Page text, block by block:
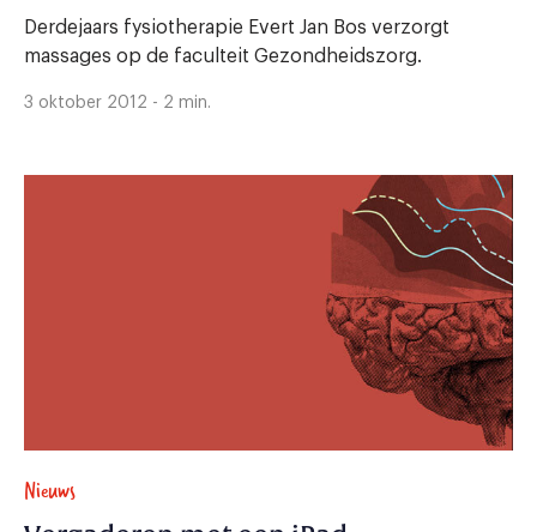
Derdejaars fysiotherapie Evert Jan Bos verzorgt
massages op de faculteit Gezondheidszorg.
3 oktober 2012 - 2 min.
Nieuws